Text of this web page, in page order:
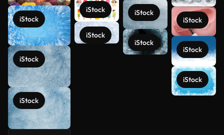
iStock
iStock
iStock
iStock
iStock
iStock
iStock
iStock
iStock
iStock